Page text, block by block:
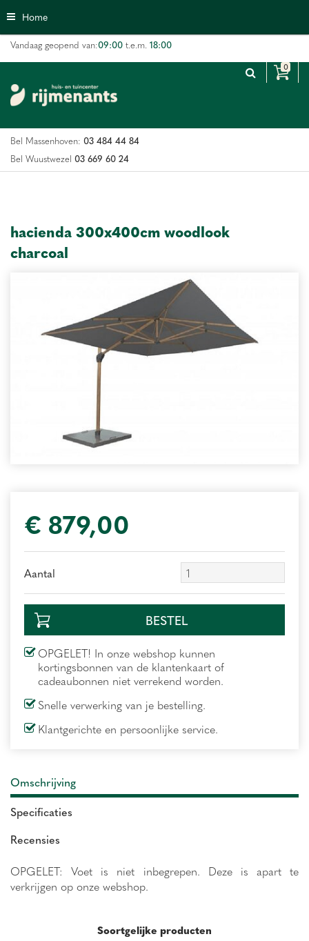
n
n
n
Home
Vandaag geopend van:09:00 t.e.m. 18:00
Bel Massenhoven: 03 484 44 84
Bel Wuustwezel 03 669 60 24
hacienda 300x400cm woodlook
charcoal
€ 879,00
Aantal
OPGELET! In onze webshop kunnen
kortingsbonnen van de klantenkaart of
cadeaubonnen niet verrekend worden.
Snelle verwerking van je bestelling.
Klantgerichte en persoonlijke service.
Omschrijving
Specificaties
Recensies
OPGELET: Voet is niet inbegrepen. Deze is apart te
verkrijgen op onze webshop.
Soortgelijke producten